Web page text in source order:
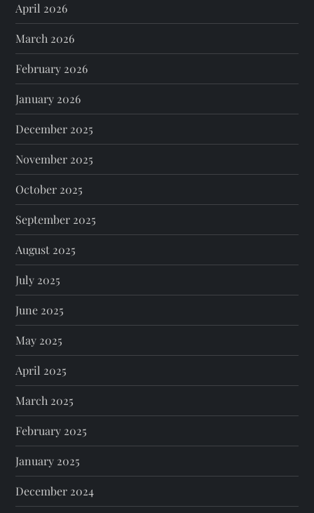
April 2026
March 2026
February 2026
January 2026
December 2025
November 2025
October 2025
September 2025
August 2025
July 2025
June 2025
May 2025
April 2025
March 2025
February 2025
January 2025
December 2024